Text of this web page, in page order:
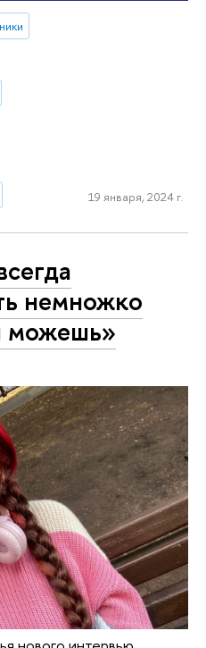
19 января, 2024 г.
немножко
можешь»